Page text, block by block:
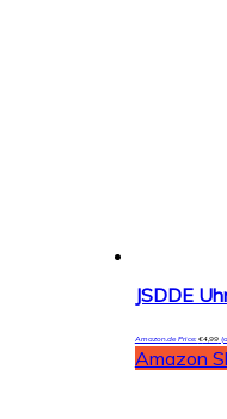
Amazon.de Price:€4,99
Amazon